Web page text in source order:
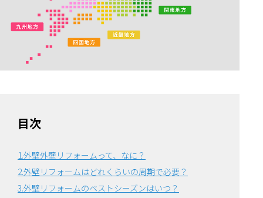
目次
1.外壁外壁リフォームって、なに？
2.外壁リフォームはどれくらいの周期で必要？
3.外壁リフォームのベストシーズンはいつ？